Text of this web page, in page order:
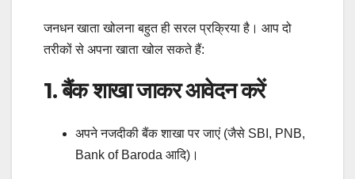
जनधन खाता खोलना बहुत ही सरल प्रक्रिया है। आप दो
तरीकों से अपना खाता खोल सकते हैं:
1. बैंक शाखा जाकर आवेदन करें
अपने नजदीकी बैंक शाखा पर जाएं (जैसे SBI, PNB,
Bank of Baroda आदि)।